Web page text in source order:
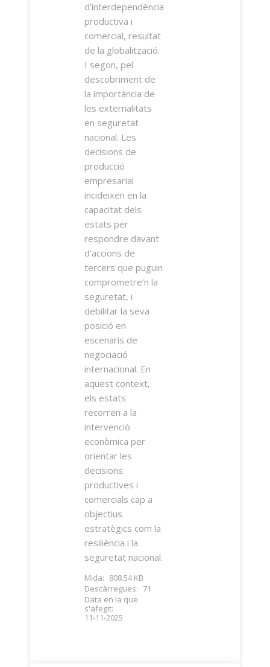
d’interdependència
productiva i
comercial, resultat
de la globalització.
I segon, pel
descobriment de
la importància de
les externalitats
en seguretat
nacional. Les
decisions de
producció
empresarial
incideixen en la
capacitat dels
estats per
respondre davant
d’accions de
tercers que puguin
comprometre’n la
seguretat, i
debilitar la seva
posició en
escenaris de
negociació
internacional. En
aquest context,
els estats
recorren a la
intervenció
econòmica per
orientar les
decisions
productives i
comercials cap a
objectius
estratègics com la
resiliència i la
seguretat nacional.
Mida: 808.54 KB
Descàrregues: 71
Data en la que
s'afegit:
11-11-2025